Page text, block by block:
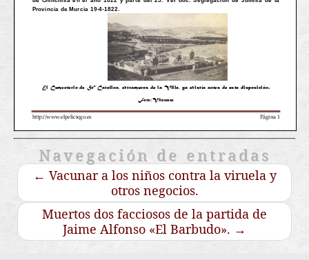
Navegación de entradas
← Vacunar a los niños contra la viruela y
otros negocios.
Muertos dos facciosos de la partida de
Jaime Alfonso «El Barbudo». →